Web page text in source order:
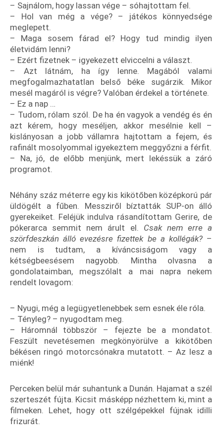
– Sajnálom, hogy lassan vége – sóhajtottam fel.
– Hol van még a vége? – játékos könnyedsége
meglepett.
– Maga sosem fárad el? Hogy tud mindig ilyen
életvidám lenni?
– Ezért fizetnek – igyekezett elviccelni a választ.
– Azt látnám, ha így lenne. Magából valami
megfogalmazhatatlan belső béke sugárzik. Mikor
mesél magáról is végre? Valóban érdekel a története.
– Ez a nap …
– Tudom, rólam szól. De ha én vagyok a vendég és én
azt kérem, hogy meséljen, akkor mesélnie kell –
kislányosan a jobb vállamra hajtottam a fejem, és
rafinált mosolyommal igyekeztem meggyőzni a férfit.
– Na, jó, de előbb menjünk, mert lekéssük a záró
programot.
Néhány száz méterre egy kis kikötőben középkorú pár
üldögélt a fűben. Messziről bíztatták SUP-on álló
gyerekeiket. Feléjük indulva rásandítottam Gerire, de
pókerarca semmit nem árult el. Csak nem erre a
szörfdeszkán álló evezésre fizettek be a kollégák? –
nem is tudtam, a kíváncsiságom vagy a
kétségbeesésem nagyobb. Mintha olvasna a
gondolataimban, megszólalt a mai napra nekem
rendelt lovagom:
– Nyugi, még a legügyetlenebbek sem esnek éle róla.
– Tényleg? – nyugodtam meg.
– Háromnál többször – fejezte be a mondatot.
Feszült nevetésemen megkönyörülve a kikötőben
békésen ringó motorcsónakra mutatott. – Az lesz a
miénk!
Perceken belül már suhantunk a Dunán. Hajamat a szél
szerteszét fújta. Kicsit másképp nézhettem ki, mint a
filmeken. Lehet, hogy ott szélgépekkel fújnak idilli
frizurát.